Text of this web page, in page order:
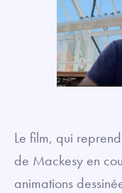
Le film, qui
de Mackesy en
animations